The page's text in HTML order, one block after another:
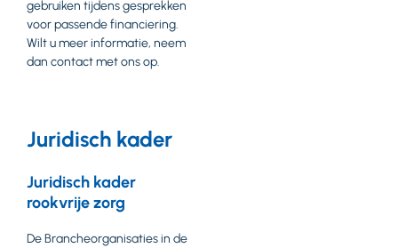
gebruiken tijdens gesprekken
voor passende financiering.
Wilt u meer informatie, neem
dan contact met ons op.
Juridisch kader
Juridisch kader
rookvrije zorg
De Brancheorganisaties in de